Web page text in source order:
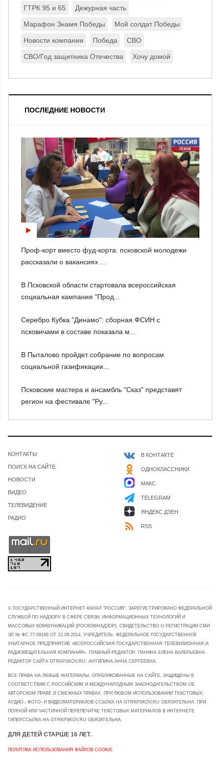
ГТРК 95 и 65 Дежурная часть
Марафон Знамя Победы Мой солдат Победы
Новости компании Победа СВО
СВО/Год защитника Отечества Хочу домой
ПОСЛЕДНИЕ НОВОСТИ
Проф-корт вместо фуд-корта: псковской молодежи
рассказали о вакансиях ...
В Псковской области стартовала всероссийская
социальная кампания "Прод...
Серебро Кубка "Динамо": сборная ФСИН с
псковичами в составе показала м...
В Пыталово пройдет собрание по вопросам
социальной газификации...
Псковские мастера и ансамбль "Сказ" представят
регион на фестивале "Ру...
КОНТАКТЫ
ПОИСК НА САЙТЕ
НОВОСТИ
ВИДЕО
ТЕЛЕВИДЕНИЕ
РАДИО
В КОНТАКТЕ
ОДНОКЛАССНИКИ
МАКС
TELEGRAM
ЯНДЕКС ДЗЕН
RSS
© ГОСУДАРСТВЕННЫЙ ИНТЕРНЕТ-КАНАЛ "РОССИЯ". ЗАРЕГИСТРИРОВАНО ФЕДЕРАЛЬНОЙ
СЛУЖБОЙ ПО НАДЗОРУ В СФЕРЕ СВЯЗИ, ИНФОРМАЦИОННЫХ ТЕХНОЛОГИЙ И
МАССОВЫХ КОММУНИКАЦИЙ (РОСКОМНАДЗОР). СВИДЕТЕЛЬСТВО О РЕГИСТРАЦИИ СМИ
ЭЛ № ФС 77-59166 ОТ 22.08.2014. УЧРЕДИТЕЛЬ: ФЕДЕРАЛЬНОЕ ГОСУДАРСТВЕННОЕ
УНИТАРНОЕ ПРЕДПРИЯТИЕ «ВСЕРОССИЙСКАЯ ГОСУДАРСТВЕННАЯ ТЕЛЕВИЗИОННАЯ И
РАДИОВЕЩАТЕЛЬНАЯ КОМПАНИЯ». ГЛАВНЫЙ РЕДАКТОР: ПАНИНА ЕЛЕНА ВАЛЕРЬЕВНА.
РЕДАКТОР САЙТА GTRKPSKOV.RU: АНТИПИНА АННА СЕРГЕЕВНА.
ВСЕ ПРАВА НА ЛЮБЫЕ МАТЕРИАЛЫ, ОПУБЛИКОВАННЫЕ НА САЙТЕ, ЗАЩИЩЕНЫ В
СООТВЕТСТВИИ С РОССИЙСКИМ И МЕЖДУНАРОДНЫМ ЗАКОНОДАТЕЛЬСТВОМ ОБ
АВТОРСКОМ ПРАВЕ И СМЕЖНЫХ ПРАВАХ. ПРИ ЛЮБОМ ИСПОЛЬЗОВАНИИ ТЕКСТОВЫХ,
АУДИО-, ФОТО- И ВИДЕОМАТЕРИАЛОВ ССЫЛКА НА GTRKPSKOV.RU ОБЯЗАТЕЛЬНА. ПРИ
ПОЛНОЙ ИЛИ ЧАСТИЧНОЙ ПЕРЕПЕЧАТКЕ ТЕКСТОВЫХ МАТЕРИАЛОВ В ИНТЕРНЕТЕ
ГИПЕРССЫЛКА НА GTRKPSKOV.RU ОБЯЗАТЕЛЬНА.
ДЛЯ ДЕТЕЙ СТАРШЕ 16 ЛЕТ.
ПОЛИТИКА ИСПОЛЬЗОВАНИЯ ФАЙЛОВ COOKIE